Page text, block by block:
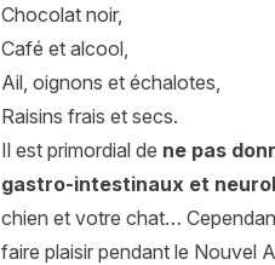
Chocolat noir,
Café et alcool,
Ail, oignons et échalotes,
Raisins frais et secs.
Il est primordial de ne pas
gastro-intestinaux et
chien et votre chat…
faire plaisir pendant le Nouvel